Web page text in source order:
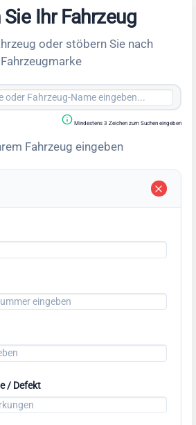
Sie Ihr Fahrzeug
oder stöbern Sie nach
Fahrzeugmarke
Mindestens 3 Zeichen zum Suchen eingeben
Fahrzeug eingeben
/ Defekt